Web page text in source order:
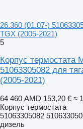
26.360 (01.07-)
TGX (2005-2021)
5
Корпус термостата
51063305082 для
(2005-2021)
64 460 AMD 153,20 € ≈
Корпус термостата
51063305082
дизель